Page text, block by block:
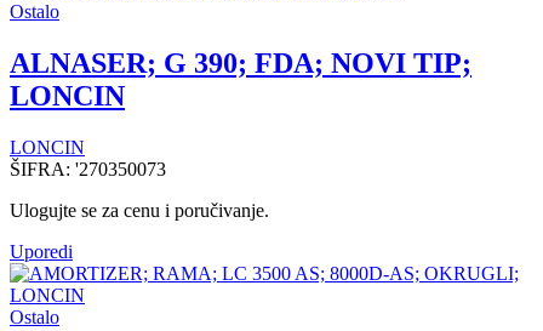
Ostalo
ALNASER; G 390; FDA; NOVI TIP;
LONCIN
LONCIN
ŠIFRA: '270350073
Ulogujte se za cenu i poručivanje.
Uporedi
Ostalo